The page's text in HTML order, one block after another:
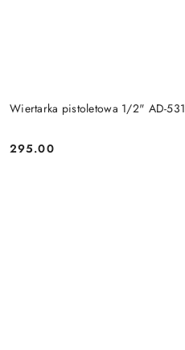
Wiertarka pistoletowa 1/2" AD-531
Cena:
295.00